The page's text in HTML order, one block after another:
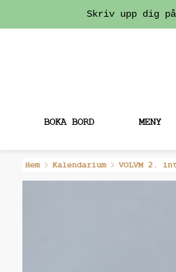
Fortsätt
till
Skriv upp dig
BOKA BORD MENY
Hem Kalendarium VOLVM 2.